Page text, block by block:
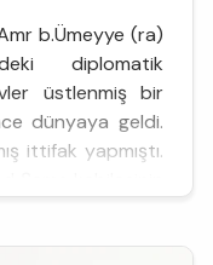
b.Ümeyye (ra)
diplomatik
üstlenmiş bir
dünyaya geldi.
ittifak yapmıştı.